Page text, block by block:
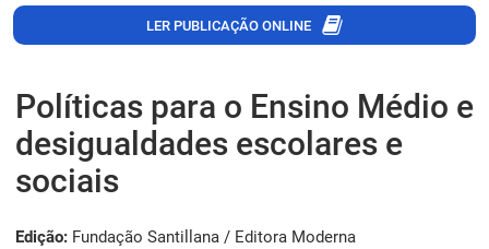
Políticas para o Ensino Médio e
desigualdades escolares e
sociais
Edição: Fundação Santillana / Editora Moderna
LER PUBLICAÇÃO ONLINE